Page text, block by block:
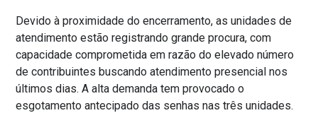
Devido à proximidade do encerramento, as unidades de
atendimento estão registrando grande procura, com
capacidade comprometida em razão do elevado número
de contribuintes buscando atendimento presencial nos
últimos dias. A alta demanda tem provocado o
esgotamento antecipado das senhas nas três unidades.